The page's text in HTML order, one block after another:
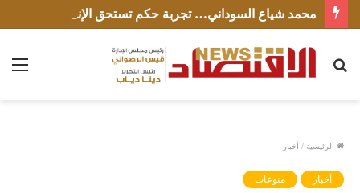
محمد شياع السوداني… تجربة حكم تستحق الإنصاف
الرئيسية / أخبار
أخبار منوعات